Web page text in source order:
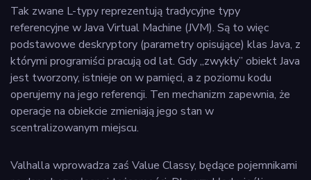
Tak zwane L-typy reprezentują tradycyjne typy
referencyjne w Java Virtual Machine (JVM). Są to więc
podstawowe deskryptory (parametry opisujące) klas Java, z
którymi programiści pracują od lat. Gdy „zwykły” obiekt Java
jest tworzony, istnieje on w pamięci, a z poziomu kodu
operujemy na jego referencji. Ten mechanizm zapewnia, że
operacje na obiekcie zmieniają jego stan w
scentralizowanym miejscu.
Valhalla wprowadza zaś Value Classy, będące pojemnikami